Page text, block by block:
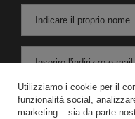
Indicare il proprio nome
Inserire l'indirizzo e-mail
Acconsento al trattamento dei miei dati
Utilizziamo i cookie per il
funzionalità social,
marketing – sia da parte